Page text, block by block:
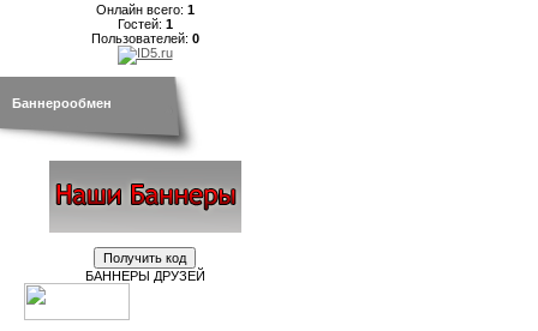
Онлайн всего: 1
Гостей: 1
Пользователей: 0
Баннерообмен
БАННЕРЫ ДРУЗЕЙ